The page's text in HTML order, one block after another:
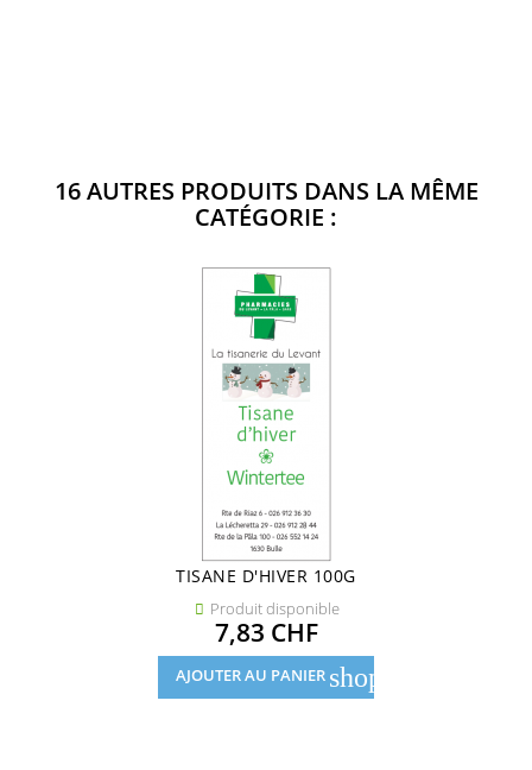
16 AUTRES PRODUITS DANS LA MÊME
CATÉGORIE :
TISANE D'HIVER 100G
 Produit disponible
Prix
7,83 CHF
AJOUTER AU PANIER shopping_cart